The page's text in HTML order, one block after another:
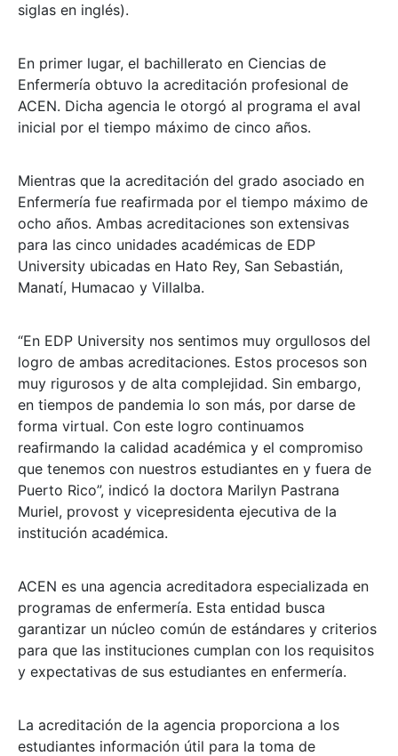
siglas en inglés).
En primer lugar, el bachillerato en Ciencias de
Enfermería obtuvo la acreditación profesional de
ACEN. Dicha agencia le otorgó al programa el aval
inicial por el tiempo máximo de cinco años.
Mientras que la acreditación del grado asociado en
Enfermería fue reafirmada por el tiempo máximo de
ocho años. Ambas acreditaciones son extensivas
para las cinco unidades académicas de EDP
University ubicadas en Hato Rey, San Sebastián,
Manatí, Humacao y Villalba.
“En EDP University nos sentimos muy orgullosos del
logro de ambas acreditaciones. Estos procesos son
muy rigurosos y de alta complejidad. Sin embargo,
en tiempos de pandemia lo son más, por darse de
forma virtual. Con este logro continuamos
reafirmando la calidad académica y el compromiso
que tenemos con nuestros estudiantes en y fuera de
Puerto Rico”, indicó la doctora Marilyn Pastrana
Muriel, provost y vicepresidenta ejecutiva de la
institución académica.
ACEN es una agencia acreditadora especializada en
programas de enfermería. Esta entidad busca
garantizar un núcleo común de estándares y criterios
para que las instituciones cumplan con los requisitos
y expectativas de sus estudiantes en enfermería.
La acreditación de la agencia proporciona a los
estudiantes información útil para la toma de